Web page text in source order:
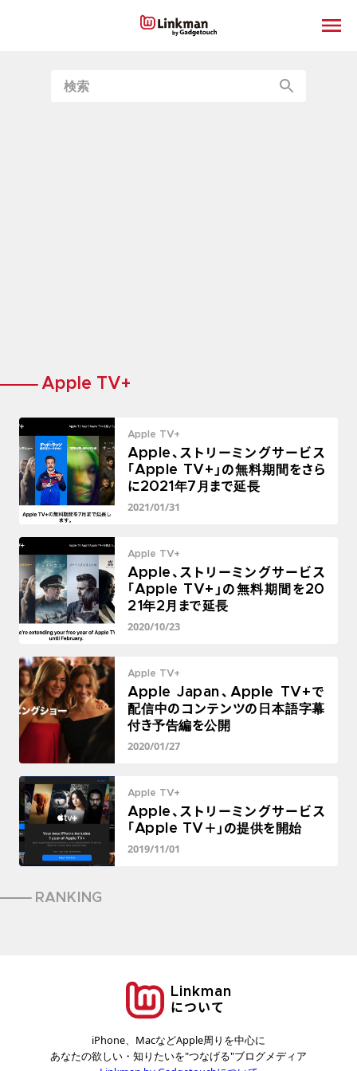
Apple TV+
Apple TV+
Apple、ストリーミングサービス
「Apple TV+」の無料期間をさら
に2021年7月まで延長
2021/01/31
Apple TV+
Apple、ストリーミングサービス
「Apple TV+」の無料期間を20
21年2月まで延長
2020/10/23
Apple TV+
Apple Japan、Apple TV+で
配信中のコンテンツの日本語字幕
付き予告編を公開
2020/01/27
Apple TV+
Apple、ストリーミングサービス
「Apple TV＋」の提供を開始
2019/11/01
RANKING
Linkman
について
iPhone、MacなどApple周りを中心に
あなたの欲しい・知りたいを"つなげる"ブログメディア